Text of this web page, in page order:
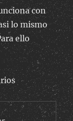
con
lo mismo
ello